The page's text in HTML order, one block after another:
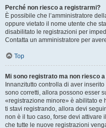
Perché non riesco a registrarmi?
È possibile che l’amministratore
oppure vietato il nome utente che
disabilitato le registrazioni per
Contatta un amministratore per
Top
Mi sono registrato ma non riesco
Innanzitutto controlla di aver
sono corretti, allora possono esser
«registrazione minore» è abilitato e
ti stavi registrando, allora devi
non è il tuo caso, forse devi attivare
che tutte le nuove registrazioni